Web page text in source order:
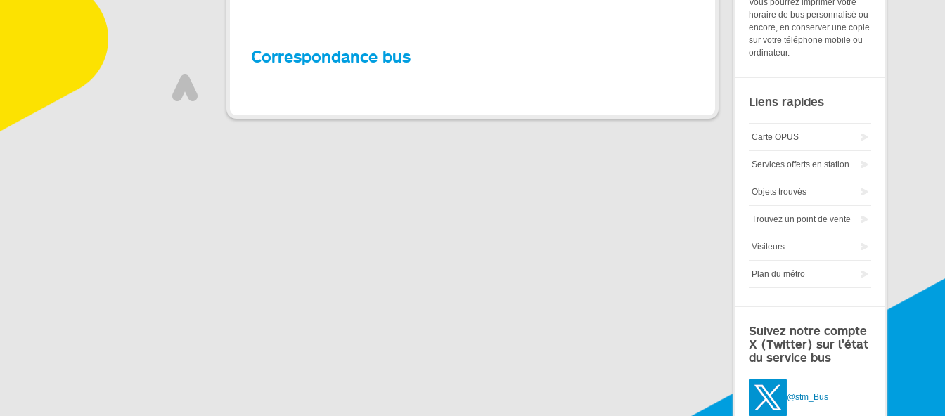
Correspondance bus
horaire de bus personnalisé ou
encore, en conserver une copie
sur votre téléphone mobile ou
ordinateur.
Liens rapides
Carte OPUS
Services offerts en station
Objets trouvés
Trouvez un point de vente
Visiteurs
Plan du métro
Suivez notre compte
X (Twitter) sur l'état
du service bus
@stm_Bus